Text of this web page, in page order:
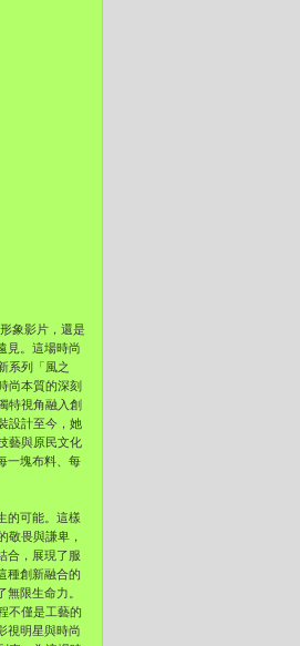
象影片，還是
見。這場時尚
系列「風之
尚本質的深刻
特視角融入創
設計至今，她
藝與原民文化
一塊布料、每
的可能。這樣
敬畏與謙卑，
合，展現了服
種創新融合的
限生命力。
不僅是工藝的
視明星與時尚